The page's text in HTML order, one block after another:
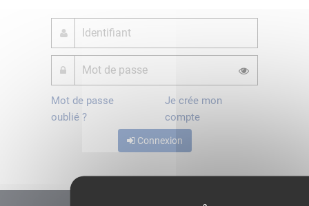
Mot de passe
oublié ?
Je crée mon
compte
Connexion